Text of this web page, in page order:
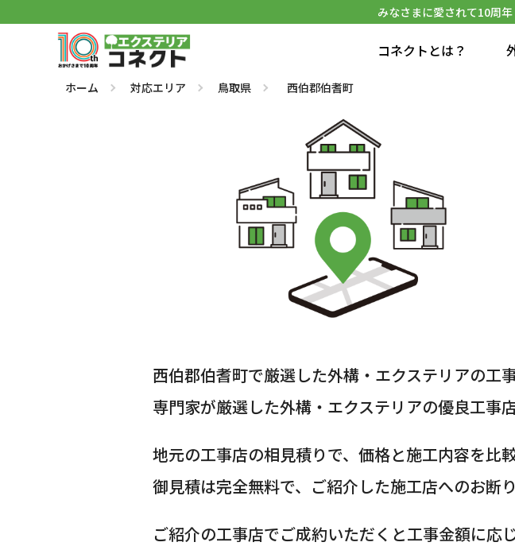
みなさまに愛されて10周
コネクトとは？
ホーム 対応エリア 鳥取県 西伯郡伯耆町
西伯郡伯耆町で厳選した外構・エクステリアの工
専門家が厳選した外構・エクステリアの優良工事
地元の工事店の相見積りで、価格と施工内容を比
御見積は完全無料で、ご紹介した施工店へのお断
ご紹介の工事店でご成約いただくと工事金額に応